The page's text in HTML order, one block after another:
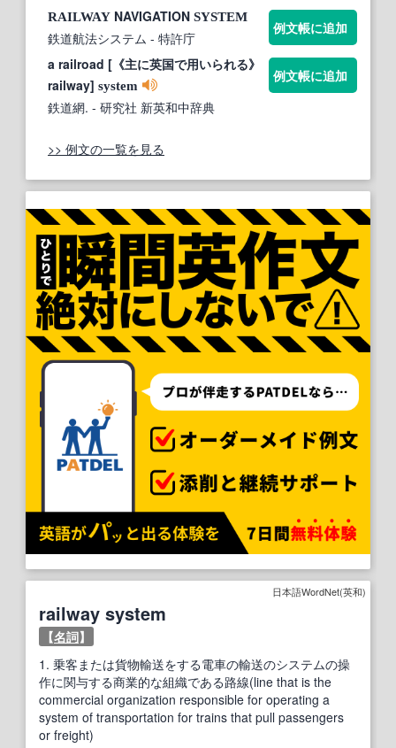
RAILWAY NAVIGATION SYSTEM
鉄道航法システム - 特許庁
例文帳に追加
a railroad [《主に英国で用いられる》
railway] system
鉄道網. - 研究社 新英和中辞典
例文帳に追加
>> 例文の一覧を見る
日本語WordNet(英和)
railway system
【名詞】
1. 乗客または貨物輸送をする電車の輸送のシステムの操
作に関与する商業的な組織である路線(line that is the
commercial organization responsible for operating a
system of transportation for trains that pull passengers
or freight)